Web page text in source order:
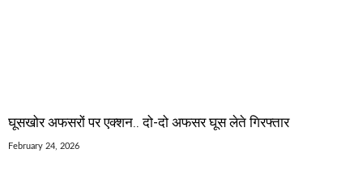
घूसखोर अफसरों पर एक्शन.. दो-दो अफसर घूस लेते गिरफ्तार
February 24, 2026